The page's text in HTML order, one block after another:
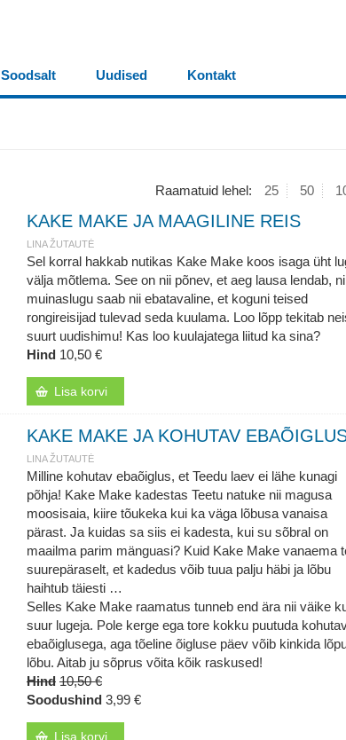
Soodsalt Uudised Kontakt
Raamatuid lehel: 25 50
KAKE MAKE JA MAAGILINE REIS
LINA ŽUTAUTĖ
Sel korral hakkab nutikas Kake Make koos isaga üht
välja mõtlema. See on nii põnev, et aeg lausa lendab,
muinaslugu saab nii ebatavaline, et koguni teised
rongireisijad tulevad seda kuulama. Loo lõpp tekitab
suurt uudishimu! Kas loo kuulajatega liitud ka sina?
Hind 10,50 €
Lisa korvi
KAKE MAKE JA KOHUTAV
LINA ŽUTAUTĖ
Milline kohutav ebaõiglus, et Teedu laev ei lähe kunagi
põhja! Kake Make kadestas Teetu natuke nii magusa
moosisaia, kiire tõukeka kui ka väga lõbusa vanaisa
pärast. Ja kuidas sa siis ei kadesta, kui su sõbral on
maailma parim mänguasi? Kuid Kake Make vanaema
suurepäraselt, et kadedus võib tuua palju häbi ja lõbu
haihtub täiesti …
Selles Kake Make raamatus tunneb end ära nii väike
suur lugeja. Pole kerge ega tore kokku puutuda
ebaõiglusega, aga tõeline õigluse päev võib kinkida
lõbu. Aitab ju sõprus võita kõik raskused!
Hind 10,50 €
Soodushind 3,99 €
Lisa korvi